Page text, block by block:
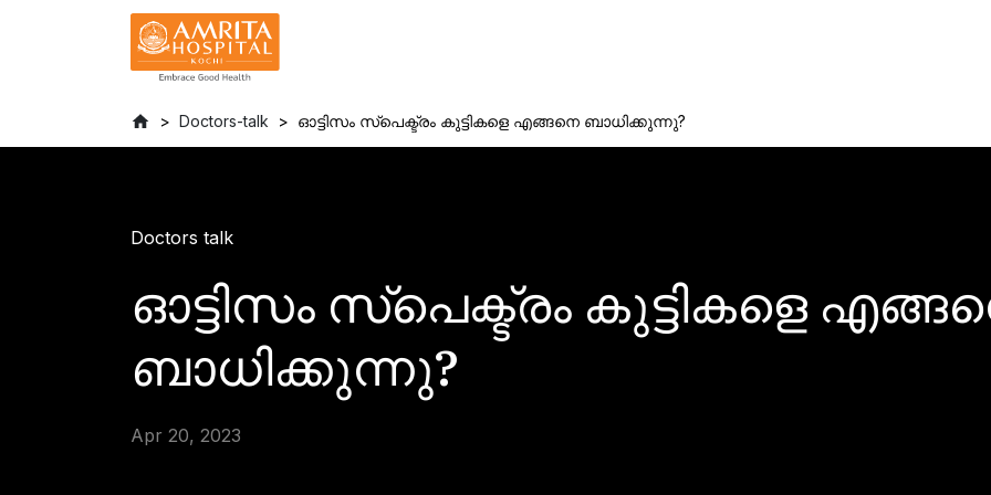
Doctors-talk ഓട്ടിസം സ്പെക്ട്രം കുട്ടികളെ എങ്ങനെ ബാധിക്കുന്നു?
Doctors talk
ഓട്ടിസം സ്പെക്ട്രം കുട്ടികളെ
ബാധിക്കുന്നു?
Apr 20, 2023